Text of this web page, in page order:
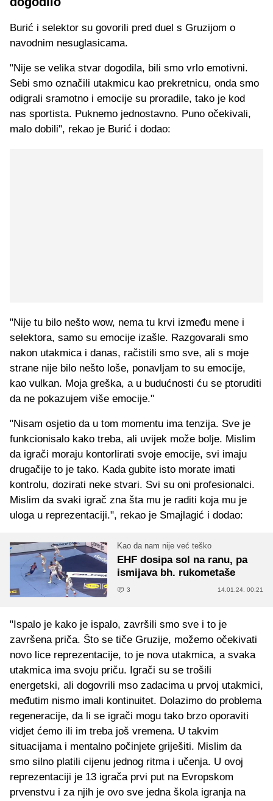
Burić i selektor su govorili pred duel s Gruzijom o
navodnim nesuglasicama.
"Nije se velika stvar dogodila, bili smo vrlo emotivni.
Sebi smo označili utakmicu kao prekretnicu, onda smo
odigrali sramotno i emocije su proradile, tako je kod
nas sportista. Puknemo jednostavno. Puno očekivali,
malo dobili", rekao je Burić i dodao:
"Nije tu bilo nešto wow, nema tu krvi između mene i
selektora, samo su emocije izašle. Razgovarali smo
nakon utakmica i danas, račistili smo sve, ali s moje
strane nije bilo nešto loše, ponavljam to su emocije,
kao vulkan. Moja greška, a u budućnosti ću se ptoruditi
da ne pokazujem više emocije."
"Nisam osjetio da u tom momentu ima tenzija. Sve je
funkcionisalo kako treba, ali uvijek može bolje. Mislim
da igrači moraju kontorlirati svoje emocije, svi imaju
drugačije to je tako. Kada gubite isto morate imati
kontrolu, dozirati neke stvari. Svi su oni profesionalci.
Mislim da svaki igrač zna šta mu je raditi koja mu je
uloga u reprezentaciji.", rekao je Smajlagić i dodao:
Kao da nam nije već teško
EHF dosipa sol na ranu, pa
ismijava bh. rukometaše
3 14.01.24. 00:21
"Ispalo je kako je ispalo, završili smo sve i to je
završena priča. Što se tiče Gruzije, možemo očekivati
novo lice reprezentacije, to je nova utakmica, a svaka
utakmica ima svoju priču. Igrači su se trošili
energetski, ali dogovrili mso zadacima u prvoj utakmici,
međutim nismo imali kontinuitet. Dolazimo do problema
regeneracije, da li se igrači mogu tako brzo oporaviti
vidjet ćemo ili im treba još vremena. U takvim
situacijama i mentalno počinjete griješiti. Mislim da
smo silno platili cijenu jednog ritma i učenja. U ovoj
reprezentaciji je 13 igrača prvi put na Evropskom
prvenstvu i za njih je ovo sve jedna škola igranja na